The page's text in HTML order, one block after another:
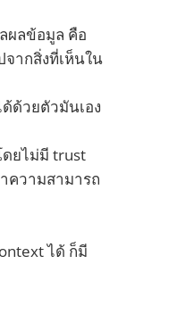
ผลข้อมูล คือ
จากสิ่งที่เห็นใน
ด้วยตัวมันเอง
ยไม่มี trust
ความสามารถ
ได้ ก็มี